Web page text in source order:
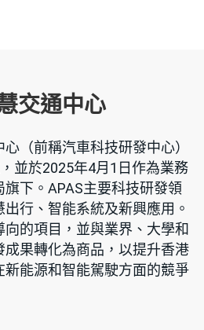
交通中心
（前稱汽車科技研發中心）
並於2025年4月1日作為業務
下。APAS主要科技研發領
行、智能系統及新興應用。
的項目，並與業界、大學和
果轉化為商品，以提升香港
能源和智能駕駛方面的競爭